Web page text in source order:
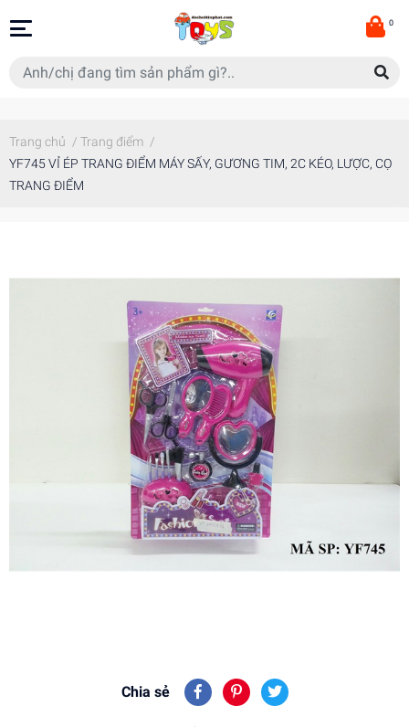
0
Trang chủ / Trang điểm /
YF745 VỈ ÉP TRANG ĐIỂM MÁY SẤY, GƯƠNG TIM, 2C KÉO, LƯỢC, CỌ
TRANG ĐIỂM
Chia sẻ